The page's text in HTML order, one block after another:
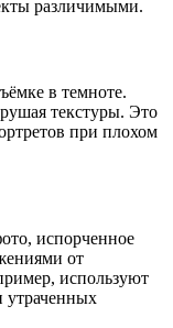
различимыми.
в темноте.
текстуры. Это
при плохом
испорченное
от
используют
утраченных